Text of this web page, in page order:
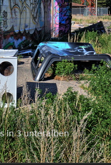
in 3 unteralben